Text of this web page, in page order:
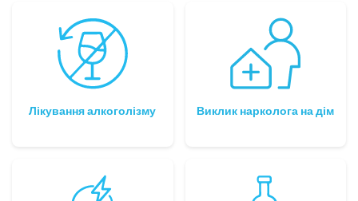
Лікування алкоголізму Виклик нарколога на дім